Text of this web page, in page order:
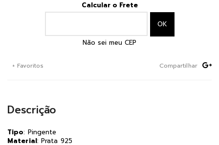
Calcular o Frete
Não sei meu CEP
+ Favoritos Compartilhar
Descrição
Tipo: Pingente
Material: Prata 925